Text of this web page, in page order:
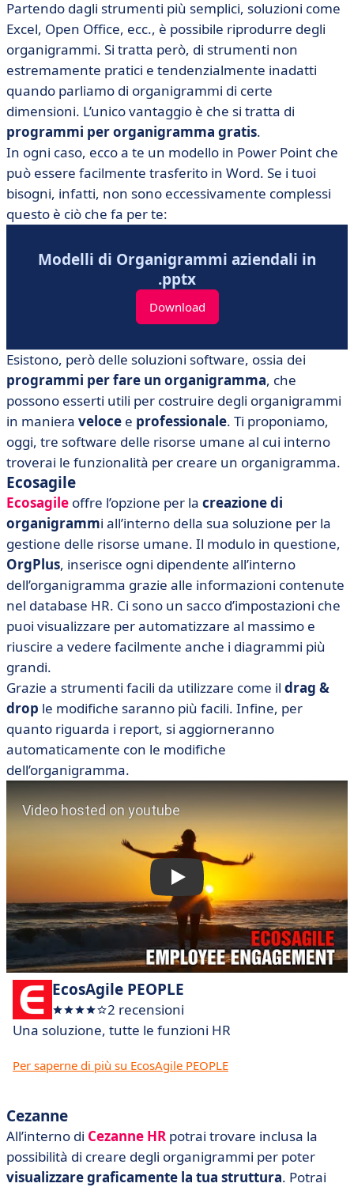
Partendo dagli strumenti più semplici, soluzioni come
Excel, Open Office, ecc., è possibile riprodurre degli
organigrammi. Si tratta però, di strumenti non
estremamente pratici e tendenzialmente inadatti
quando parliamo di organigrammi di certe
dimensioni. L’unico vantaggio è che si tratta di
programmi per organigramma gratis.
In ogni caso, ecco a te un modello in Power Point che
può essere facilmente trasferito in Word. Se i tuoi
bisogni, infatti, non sono eccessivamente complessi
questo è ciò che fa per te:
Modelli di Organigrammi aziendali in
.pptx
Download
Esistono, però delle soluzioni software, ossia dei
programmi per fare un organigramma, che
possono esserti utili per costruire degli organigrammi
in maniera veloce e professionale. Ti proponiamo,
oggi, tre software delle risorse umane al cui interno
troverai le funzionalità per creare un organigramma.
Ecosagile
Ecosagile offre l’opzione per la creazione di
organigrammi all’interno della sua soluzione per la
gestione delle risorse umane. Il modulo in questione,
OrgPlus, inserisce ogni dipendente all’interno
dell’organigramma grazie alle informazioni contenute
nel database HR. Ci sono un sacco d’impostazioni che
puoi visualizzare per automatizzare al massimo e
riuscire a vedere facilmente anche i diagrammi più
grandi.
Grazie a strumenti facili da utilizzare come il drag &
drop le modifiche saranno più facili. Infine, per
quanto riguarda i report, si aggiorneranno
automaticamente con le modifiche
dell’organigramma.
EcosAgile PEOPLE
2 recensioni
Una soluzione, tutte le funzioni HR
Per saperne di più su EcosAgile PEOPLE
Cezanne
All’interno di Cezanne HR potrai trovare inclusa la
possibilità di creare degli organigrammi per poter
visualizzare graficamente la tua struttura. Potrai